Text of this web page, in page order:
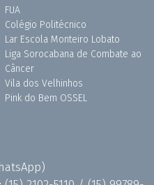
FUA
Colégio Politécnico
Lar Escola Monteiro Lobato
Liga Sorocabana de Combate ao
Câncer
Vila dos Velhinhos
Pink do Bem OSSEL